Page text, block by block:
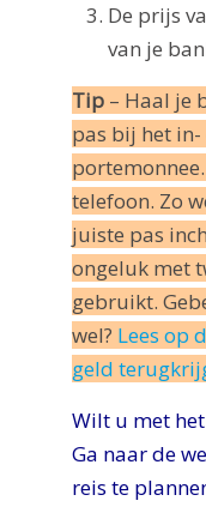
De prijs
van je
Tip – Haal je
pas bij het
telefoon. Zo
juiste pas
ongeluk met
gebruikt.
wel? Lees op
geld
Wilt u met
Ga naar de
reis te